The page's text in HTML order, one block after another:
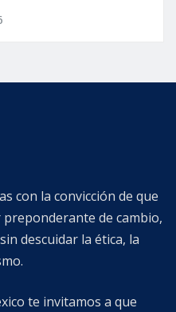
con la convicción de que
de cambio,
descuidar la ética, la
te invitamos a que